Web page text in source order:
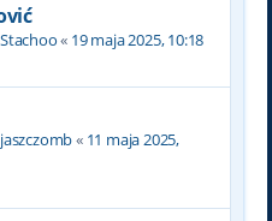
Stachoo« 19 maja 2025, 10:18
jaszczomb« 11 maja 2025,